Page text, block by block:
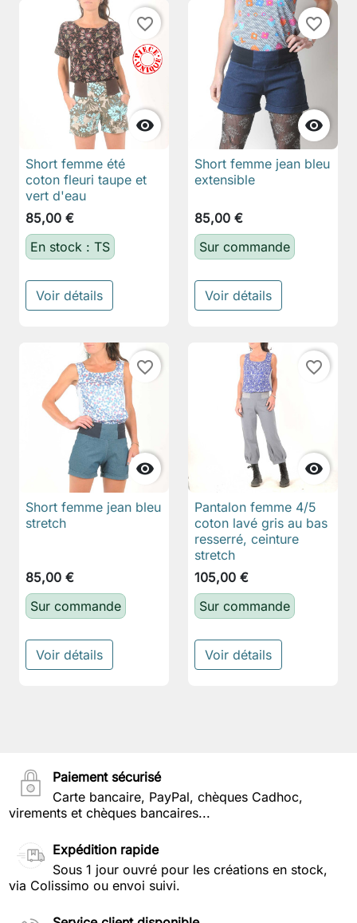

favorite_border
Short femme été
coton fleuri taupe et
vert d'eau
85,00 €
En stock : TS
Voir détails

favorite_border
Short femme jean bleu
extensible
85,00 €
Sur commande
Voir détails

favorite_border
Short femme jean bleu
stretch
85,00 €
Sur commande
Voir détails

favorite_border
Pantalon femme 4/5
coton lavé gris au bas
resserré, ceinture
stretch
105,00 €
Sur commande
Voir détails
Paiement sécurisé
Carte bancaire, PayPal, chèques Cadhoc,
virements et chèques bancaires...
Expédition rapide
Sous 1 jour ouvré pour les créations en stock,
via Colissimo ou envoi suivi.